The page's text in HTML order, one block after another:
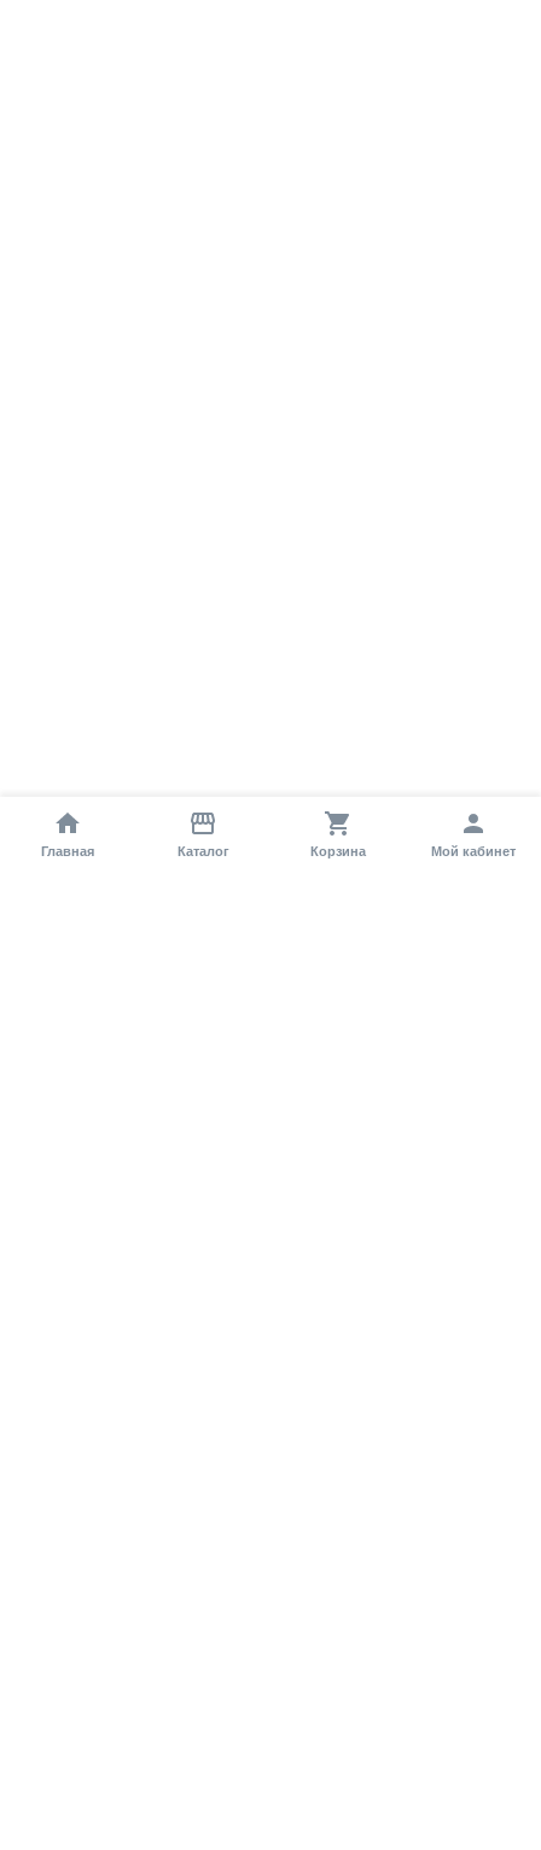
Главная Каталог Корзина Мой кабинет